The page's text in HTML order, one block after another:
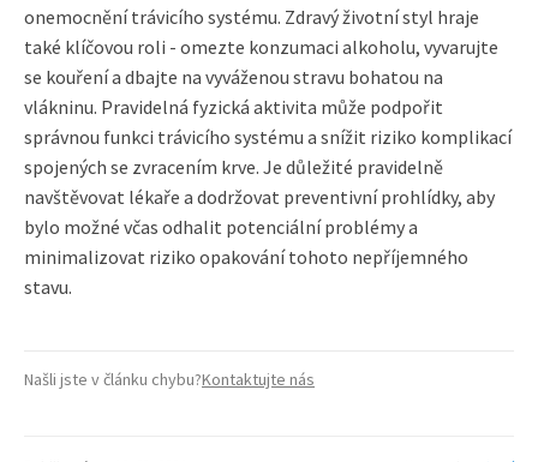
onemocnění trávicího systému. Zdravý životní styl hraje
také klíčovou roli - omezte konzumaci alkoholu, vyvarujte
se kouření a dbajte na vyváženou stravu bohatou na
vlákninu. Pravidelná fyzická aktivita může podpořit
správnou funkci trávicího systému a snížit riziko komplikací
spojených se zvracením krve. Je důležité pravidelně
navštěvovat lékaře a dodržovat preventivní prohlídky, aby
bylo možné včas odhalit potenciální problémy a
minimalizovat riziko opakování tohoto nepříjemného
stavu.
Našli jste v článku chybu?Kontaktujte nás